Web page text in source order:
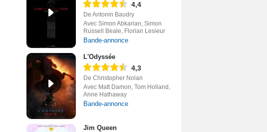
4,4
De Antonin Baudry
Avec Simon Abkarian, Simon
Russell Beale, Florian Lesieur
Bande-annonce
L'Odyssée
4,3
De Christopher Nolan
Avec Matt Damon, Tom Holland,
Anne Hathaway
Bande-annonce
Jim Queen